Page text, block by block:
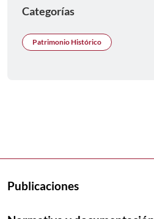
Categorías
Patrimonio Histórico
Publicaciones